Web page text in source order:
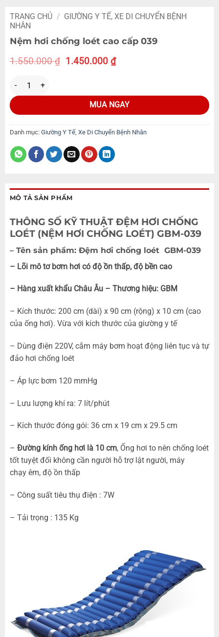
TRANG CHỦ / GIƯỜNG Y TẾ, XE DI CHUYỂN BỆNH
NHÂN
Nệm hơi chống loét cao cấp 039
1.550.000₫ 1.450.000 ₫
MUA NGAY
Danh mục: Giường Y Tế, Xe Di Chuyển Bệnh Nhân
MÔ TẢ SẢN PHẨM
THÔNG SỐ KỸ THUẬT ĐỆM HƠI CHỐNG
LOÉT (NỆM HƠI CHỐNG LOÉT) GBM-039
– Tên sản phẩm:Đệm hơi chống loét GBM-039
– Lõi mô tơ bơm hơi có độ ồn thấp, độ bền cao
– Hàng xuất khẩu Châu Âu – Thương hiệu: GBM
– Kích thước: 200 cm (dài) x 90 cm (rộng) x 10 cm (cao
của ống hơi). Vừa với kích thước của giường y tế
– Dùng điện 220V, cắm máy bơm hoạt động liên tục và tự
đảo hơi chống loét
– Áp lực bơm 120 mmHg
– Lưu lượng khí ra: 7 lít/phút
– Kích thước đóng gói: 36 cm x 19 cm x 29.5 cm
– Đường kính ống hơi là 10 cm, Ống hơi to nên chống loét
tốt tuyệt đối không cần người hỗ trợ lật người, máy
chạy êm, độ ồn thấp
– Công suất tiêu thụ điện : 7W
– Tải trọng : 135 Kg